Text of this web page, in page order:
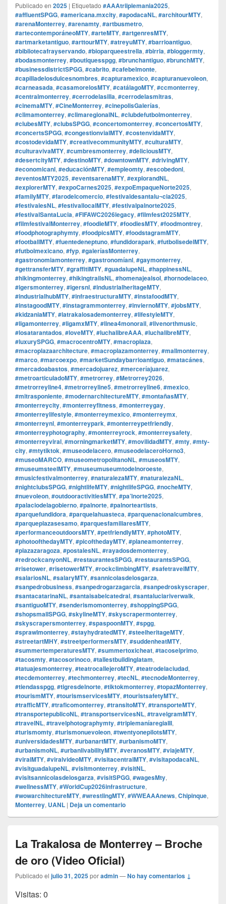
Publicado en 2025 | Etiquetado #AAAtriiplemania2025,
#affluentSPGG, #americana.mxcity, #apodacaNL, #architourMTY,
#arenaMonterrey, #arenamty, #artbusmetro,
#artecontemporáneoMTY, #arteMTY, #artgenresMTY,
#artmarketantiguo, #arttourMTY, #atreyuMTY, #barrioantiguo,
#bibliotecafrayservando, #bioparqueestrella, #birria, #bloggermty,
#bodasmonterrey, #boutiquesspgg, #brunchantiguo, #brunchMTY,
#businessdistrictSPGG, #cabrito, #cafebelmonte,
#capilladelosdulcesnombres, #capturamexico, #capturanuevoleon,
#carneasada, #casamorelosMTY, #catálagoMTY, #ccmonterrey,
#centralmonterrey, #cerrodelasilla, #cerrodelasmitras,
#cinemaMTY, #CineMonterrey, #cinepolisGalerías,
#climamonterrey, #climaregionalNL, #clubdefutbolmonterrey,
#clubesMTY, #clubsSPGG, #concertomonterrey, #concertosMTY,
#concertsSPGG, #congestionvialMTY, #costenvidaMTY,
#costodevidaMTY, #creativecommunityMTY, #culturaMTY,
#culturavivaMTY, #cumbresmonterrey, #deliciousMTY,
#desertcityMTY, #destinoMTY, #downtownMTY, #drivingMTY,
#economicanl, #educaciónMTY, #empleomty, #escobedonl,
#eventosMTY2025, #eventsarenaMTY, #explorandNL,
#explorerMTY, #expoCarnes2025, #expoEmpaqueNorte2025,
#familyMTY, #farodelcomercio, #festivaldesantalu¬cia2025,
#festivalesNL, #festivallocalMTY, #festivalpalnorte2025,
#festivalSantaLucia, #FIFAWC2026legacy, #filmfest2025MTY,
#filmfestivalMonterrey, #foodieMTY, #foodiesMTY, #foodmontrey,
#foodphotographymty, #foodpicsMTY, #foodstagramMTY,
#footballMTY, #fuentedeneptuno, #fundidorapark, #futbolisedelMTY,
#futbolmexicano, #fyp, #galeríasMonterrey,
#gastronomiamonterrey, #gastronomíanl, #gaymonterrey,
#gettransferMTY, #graffitiMTY, #guadalupeNL, #happinessNL,
#hikingmonterrey, #hikingtrailsNL, #homenajealsol, #hornodelaceo,
#igersmonterrey, #igersnl, #industrialheritageMTY,
#industrialhubMTY, #infraestructuraMTY, #instafoodMTY,
#instagoodMTY, #instagrammonterrey, #inviernoMTY, #jobsMTY,
#kidzaniaMTY, #latrakalosademonterrey, #lifestyleMTY,
#ligamonterrey, #ligamxMTY, #linea4monorail, #livenorthmusic,
#losatarantados, #loveMTY, #luchalibreAAA, #luchalibreMTY,
#luxurySPGG, #macrocentroMTY, #macroplaza,
#macroplazaarchitecture, #macroplazamonterrey, #mallmonterrey,
#marco, #marcoexpo, #marketSundaybarrioantiguo, #matacánes,
#mercadoabastos, #mercadojuarez, #merceríajuarez,
#metroarticuladoMTY, #metrorrey, #Metrorrey2026,
#metrorreyline4, #metrorreyline5, #metrorreyline6, #mexico,
#mitrasponiente, #modernarchitectureMTY, #montañasMTY,
#monterreycity, #monterreyfitness, #monterreygay,
#monterreylifestyle, #monterreymexico, #monterreymx,
#monterreynl, #monterreypark, #monterreypetfriendly,
#monterreyphotography, #monterreyrock, #monterreysafety,
#monterreyviral, #morningmarketMTY, #movilidadMTY, #mty, #mty-
city, #mtytiktok, #museodelacero, #museodelaceroHorno3,
#museoMARCO, #museometropolitanoNL, #museosMTY,
#museumsteelMTY, #museumuseumtodelnoroeste,
#musicfestivalmonterrey, #naturalezaMTY, #naturalezaNL,
#nightclubsSPGG, #nightlifeMTY, #nightlifeSPGG, #nocheMTY,
#nuevoleon, #outdooractivitiesMTY, #pa’lnorte2025,
#palaciodelagobierno, #palnorte, #palnorteartists,
#parquefundidora, #parquelahuasteca, #parquenacionalcumbres,
#parqueplazasesamo, #parquesfamiliaresMTY,
#performanceoutdoorsMTY, #petfriendlyMTY, #photoMTY,
#photoofthedayMTY, #picofthedayMTY, #planeamonterrey,
#plazazaragoza, #postalesNL, #rayadosdemonterrey,
#redrockcanyonNL, #restaurantesSPGG, #restaurantsSPGG,
#risetower, #risetowerMTY, #rockclimbingMTY, #safetravelMTY,
#salariosNL, #salaryMTY, #sannicolasdelosgarza,
#sanpedrobusiness, #sanpedrogarzagarcia, #sanpedroskyscraper,
#santacatarinaNL, #santaisabelcatedral, #santaluciariverwalk,
#santiguoMTY, #senderismomonterrey, #shoppingSPGG,
#shopsmallSPGG, #skylineMTY, #skyscrapermonterrey,
#skyscrapersmonterrey, #spaspoonMTY, #spgg,
#sprawlmonterrey, #stayhydratedMTY, #steelheritageMTY,
#streetartMHY, #streetperformersMTY, #suddenheatMTY,
#summertemperaturesMTY, #summertoxicheat, #tacoselprimo,
#tacosmty, #tacosorinoco, #tallestbuildinglatam,
#tatuajesmonterrey, #teatrocallejeroMTY, #teatrodelaciudad,
#tecdemonterrey, #techmonterrey, #tecNL, #tecnodeMonterrey,
#tiendasspgg, #tigresdelnorte, #tiktokmonterrey, #topazMonterrey,
#tourismMTY, #tourismservicesMTY, #touristsafetyMTY.,
#trafficMTY, #traficomonterrey, #transitoMTY, #transporteMTY,
#transportepublicoNL, #transportservicesNL, #travelgramMTY,
#travelNL, #travelphotographymty, #triplemaníaregiaIII,
#turismomty, #turismonuevoleon, #twentyonepilotsMTY,
#universidadesMTY, #urbanartMTY, #urbanismoMTY,
#urbanismoNL, #urbanlivabilityMTY, #veranosMTY, #viajeMTY,
#viralMTY, #viralvideoMTY, #visitacentralMTY, #visitapodacaNL,
#visitguadalupeNL, #visitmonterrey, #visitNL,
#visitsannicolasdelosgarza, #visitSPGG, #wagesMty,
#wellnessMTY, #WorldCup2026infrastructure,
#wowarchitectureMTY, #wrestlingMTY, #WWEAAAnews, Chipinque,
Monterrey, UANL | Deja un comentario
La Trakalosa de Monterrey – Broche
de oro (Video Oficial)
Publicado el julio 31, 2025poradmin—No hay comentarios ↓
Visitas: 0